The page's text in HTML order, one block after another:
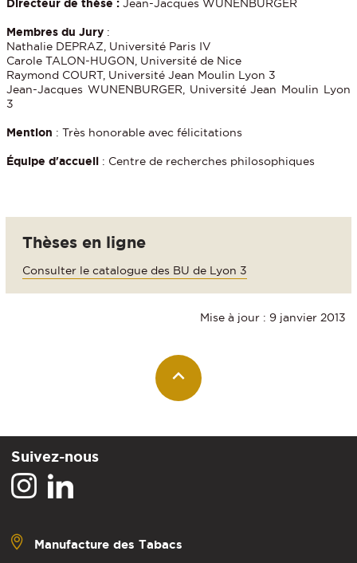
Directeur de thèse : Jean-Jacques WUNENBURGER
Membres du Jury :
Nathalie DEPRAZ, Université Paris IV
Carole TALON-HUGON, Université de Nice
Raymond COURT, Université Jean Moulin Lyon 3
Jean-Jacques WUNENBURGER, Université Jean Moulin Lyon
3
Mention : Très honorable avec félicitations
Équipe d'accueil : Centre de recherches philosophiques
Thèses en ligne
Consulter le catalogue des BU de Lyon 3
Mise à jour : 9 janvier 2013
Suivez-nous
Manufacture des Tabacs